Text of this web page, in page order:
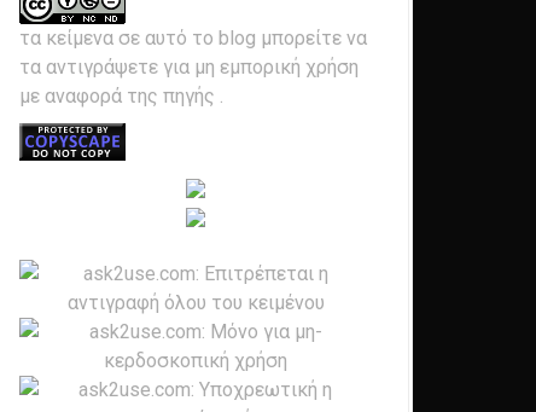
τα κείμενα σε αυτό το blog μπορείτε να
τα αντιγράψετε για μη εμπορική χρήση
με αναφορά της πηγής .